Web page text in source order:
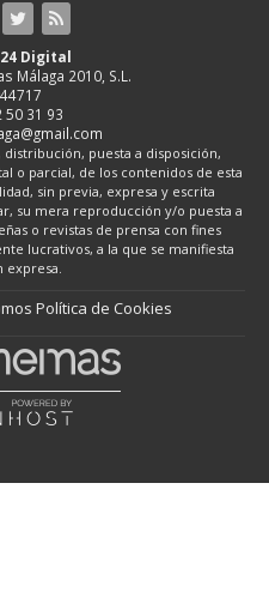
Digital
Málaga 2010, S.L.
50 31 93
puesta a disposición,
o parcial, de los contenidos de esta
sin previa, expresa y escrita
su mera reproducción y/o puesta a
o revistas de prensa con fines
lucrativos, a la que se manifiesta
expresa.
Política de Cookies